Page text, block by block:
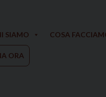
SIAMO COSA
ORA